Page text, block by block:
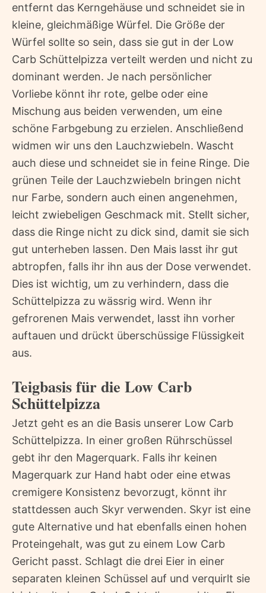
entfernt das Kerngehäuse und schneidet sie in
kleine, gleichmäßige Würfel. Die Größe der
Würfel sollte so sein, dass sie gut in der Low
Carb Schüttelpizza verteilt werden und nicht zu
dominant werden. Je nach persönlicher
Vorliebe könnt ihr rote, gelbe oder eine
Mischung aus beiden verwenden, um eine
schöne Farbgebung zu erzielen. Anschließend
widmen wir uns den Lauchzwiebeln. Wascht
auch diese und schneidet sie in feine Ringe. Die
grünen Teile der Lauchzwiebeln bringen nicht
nur Farbe, sondern auch einen angenehmen,
leicht zwiebeligen Geschmack mit. Stellt sicher,
dass die Ringe nicht zu dick sind, damit sie sich
gut unterheben lassen. Den Mais lasst ihr gut
abtropfen, falls ihr ihn aus der Dose verwendet.
Dies ist wichtig, um zu verhindern, dass die
Schüttelpizza zu wässrig wird. Wenn ihr
gefrorenen Mais verwendet, lasst ihn vorher
auftauen und drückt überschüssige Flüssigkeit
aus.
Teigbasis für die Low Carb
Schüttelpizza
Jetzt geht es an die Basis unserer Low Carb
Schüttelpizza. In einer großen Rührschüssel
gebt ihr den Magerquark. Falls ihr keinen
Magerquark zur Hand habt oder eine etwas
cremigere Konsistenz bevorzugt, könnt ihr
stattdessen auch Skyr verwenden. Skyr ist eine
gute Alternative und hat ebenfalls einen hohen
Proteingehalt, was gut zu einem Low Carb
Gericht passt. Schlagt die drei Eier in einer
separaten kleinen Schüssel auf und verquirlt sie